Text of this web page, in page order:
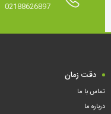
02188626897
دقت زمان
تماس با ما
درباره ما